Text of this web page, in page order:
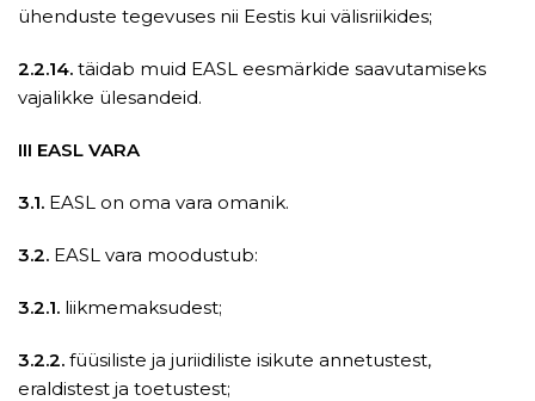
ühenduste tegevuses nii Eestis kui välisriikides;
2.2.14. täidab muid EASL eesmärkide saavutamiseks
vajalikke ülesandeid.
III EASL VARA
3.1. EASL on oma vara omanik.
3.2. EASL vara moodustub:
3.2.1. liikmemaksudest;
3.2.2. füüsiliste ja juriidiliste isikute annetustest,
eraldistest ja toetustest;